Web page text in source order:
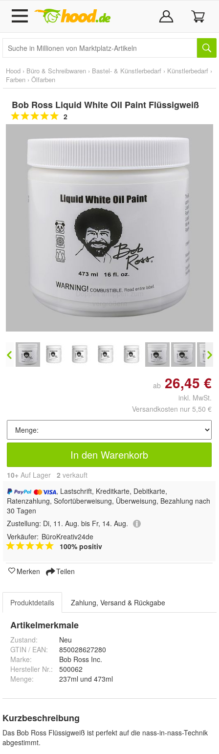
Hood › Büro & Schreibwaren › Bastel- & Künstlerbedarf › Künstlerbedarf ›
Farben › Ölfarben
Bob Ross Liquid White Oil Paint Flüssigweiß
2
Doppelt antippen zum
vergrößern
ab 26,45 €
inkl. MwSt.
Versandkosten nur 5,50 €
In den Warenkorb
10+ Auf Lager 2 verkauft
, Lastschrift, Kreditkarte, Debitkarte,
Ratenzahlung, Sofortüberweisung, Überweisung, Bezahlung nach
30 Tagen
Zustellung: Di, 11. Aug. bis Fr, 14. Aug.
Verkäufer: BüroKreativ24de
100% positiv
Merken Teilen
Produktdetails Zahlung, Versand & Rückgabe
Artikelmerkmale
Zustand:
Neu
GTIN / EAN:
850028627280
Marke:
Bob Ross Inc.
Hersteller Nr.:
500062
Menge: 237ml und 473ml
Kurzbeschreibung
Das Bob Ross Flüssigweiß ist perfekt auf die nass-in-nass-Technik
abgestimmt.